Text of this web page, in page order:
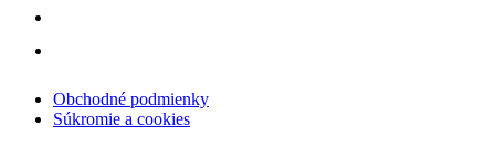
Obchodné podmienky
Súkromie a cookies